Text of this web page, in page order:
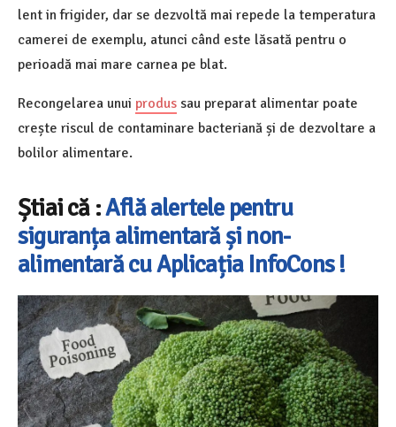
lent in frigider, dar se dezvoltă mai repede la temperatura
camerei de exemplu, atunci când este lăsată pentru o
perioadă mai mare carnea pe blat.
Recongelarea unui produs sau preparat alimentar poate
crește riscul de contaminare bacteriană și de dezvoltare a
bolilor alimentare.
Știai că :Află alertele pentru
siguranța alimentară și non-
alimentară cu Aplicația InfoCons !